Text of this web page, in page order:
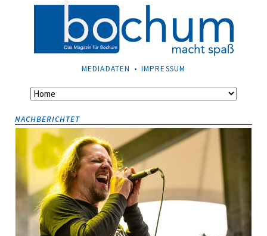
NAVIGATION
MEDIADATEN IMPRESSUM
Navigation
NACHBERICHTET